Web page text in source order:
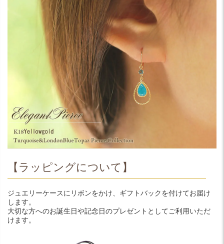
【ラッピングについて】
ジュエリーケースにリボンをかけ、ギフトバックを付けてお届け
します。
大切な方へのお誕生日や記念日のプレゼントとしてご利用いただ
けます。